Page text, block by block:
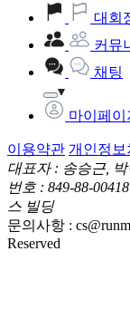
대회
커뮤
채팅
마이페이
이용약관 개인정보
대표자 : 송승근,
번호 : 849-88-00418
스 빌딩
문의사항 :
Reserved